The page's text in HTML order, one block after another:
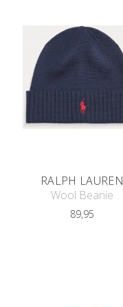
RALPH LAUREN
Wool Beanie
89,95